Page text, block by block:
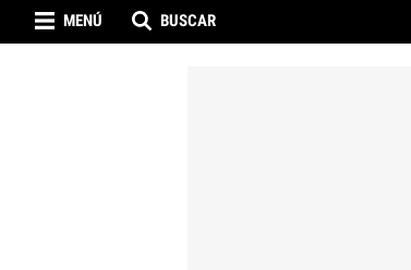
MENÚ BUSCAR